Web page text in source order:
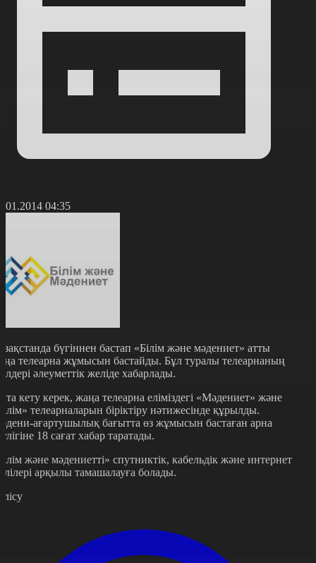
04:35
бүгіннен бастап «Білім және мәдениет» атты
телеарна жұмысын бастайды. Бұл туралы телеарнаның
әлеуметтік желіде хабарлады.
кету керек, жаңа телеарна еліміздегі «Мәдениет» және
телеарналарын біріктіру нәтижесінде құрылды.
ағартушылық бағытта өз жұмысын бастаған арна
18 сағат хабар таратады.
және мәдениетті» спутниктік, кабельдік және интернет
арқылы тамашалауға болады.